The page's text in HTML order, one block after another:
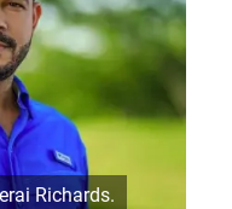
Richards.